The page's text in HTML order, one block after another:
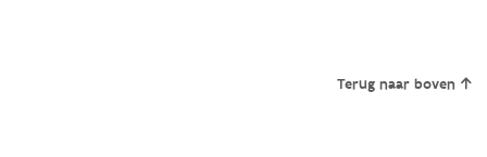
Terug naar boven